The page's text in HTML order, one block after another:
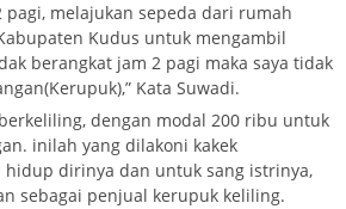
pagi, melajukan sepeda dari rumah
Kudus untuk mengambil
berangkat jam 2 pagi maka saya tidak
Kata Suwadi.
dengan modal 200 ribu untuk
inilah yang dilakoni kakek
dirinya dan untuk sang istrinya,
sebagai penjual kerupuk keliling.